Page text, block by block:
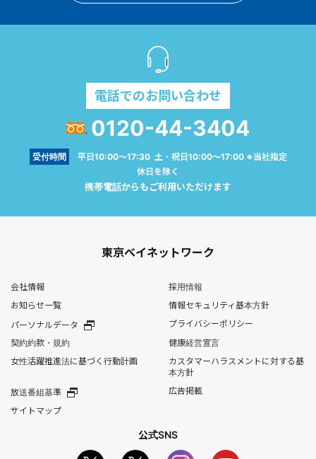
電話でのお問い合わせ
0120-44-3404
受付時間
平日10:00～17:30 土・祝日10:00～17:00 ※当社指定
休日を除く
携帯電話からもご利用いただけます
東京ベイネットワーク
会社情報
採用情報
お知らせ一覧
情報セキュリティ基本方針
パーソナルデータ
プライバシーポリシー
契約約款・規約
健康経営宣言
女性活躍推進法に基づく行動計画
カスタマーハラスメントに対する基
本方針
放送番組基準
広告掲載
サイトマップ
公式SNS